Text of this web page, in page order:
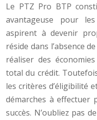
Le PTZ Pro BTP
avantageuse pour
aspirent à devenir
réside dans l’absence
réaliser des
total du crédit.
les critères d’éligibilité
démarches à effectuer
succès. N’oubliez pas